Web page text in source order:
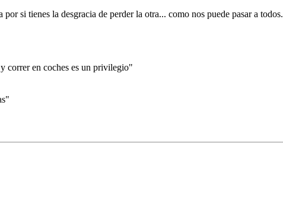
si tienes la desgracia de perder la otra... como nos puede pasar a todos.
correr en coches es un privilegio"